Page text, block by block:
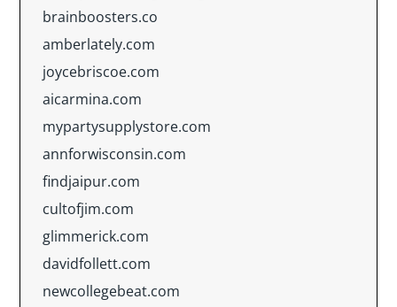
brainboosters.co
amberlately.com
joycebriscoe.com
aicarmina.com
mypartysupplystore.com
annforwisconsin.com
findjaipur.com
cultofjim.com
glimmerick.com
davidfollett.com
newcollegebeat.com